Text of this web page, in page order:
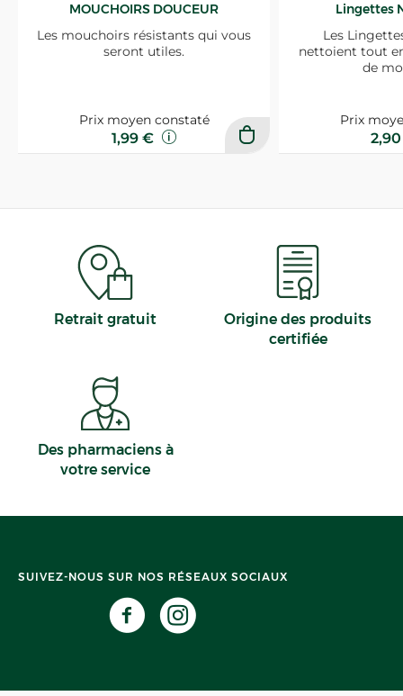
MOUCHOIRS DOUCEUR
Les mouchoirs résistants qui vous
seront utiles.
Prix moyen constaté
1,99 €
Lingettes
Les
nettoient tout
de
Prix
Retrait gratuit
Origine des produits
certifiée
Des pharmaciens à
votre service
SUIVEZ-NOUS SUR NOS RÉSEAUX SOCIAUX